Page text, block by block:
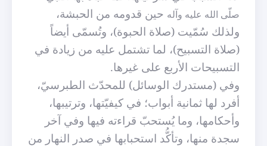
صلّى الله عليه وآله حين قدومه من الحبشة،
ولذلك سُمّيت (صلاة الحبوة)، وتُسمّى أيضاً
(صلاة التسبيح)، لما تشتمل عليه من زيادة في
التسبيحات الأربع على غيرها.
وفي (مستدرك الوسائل) للمحدّث الطبرسيّ،
أفرد لها ثمانية أبواب؛ في كيفيّتها، وترتيبها،
وأحكامها، وما يُستحبّ قراءته فيها وفي آخر
سجدة منها، وتأكُّد استحبابها في صدر النهار من